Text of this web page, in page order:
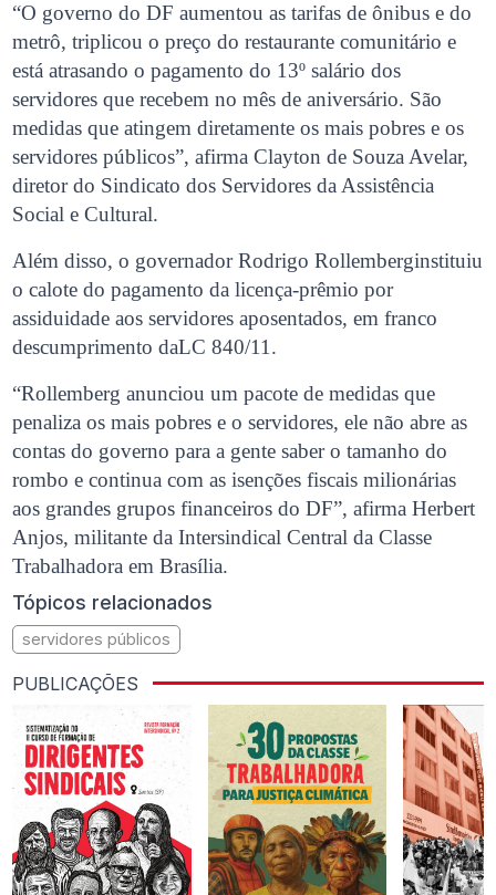
“O governo do DF aumentou as tarifas de ônibus e do
metrô, triplicou o preço do restaurante comunitário e
está atrasando o pagamento do 13º salário dos
servidores que recebem no mês de aniversário. São
medidas que atingem diretamente os mais pobres e os
servidores públicos”, afirma Clayton de Souza Avelar,
diretor do Sindicato dos Servidores da Assistência
Social e Cultural.
Além disso, o governador Rodrigo Rollemberginstituiu
o calote do pagamento da licença-prêmio por
assiduidade aos servidores aposentados, em franco
descumprimento daLC 840/11.
“Rollemberg anunciou um pacote de medidas que
penaliza os mais pobres e o servidores, ele não abre as
contas do governo para a gente saber o tamanho do
rombo e continua com as isenções fiscais milionárias
aos grandes grupos financeiros do DF”, afirma Herbert
Anjos, militante da Intersindical Central da Classe
Trabalhadora em Brasília.
Tópicos relacionados
servidores públicos
PUBLICAÇÕES